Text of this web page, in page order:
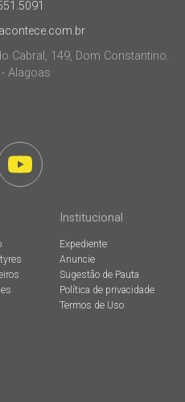
Cabral, 149, Dom Constantino.
Alagoas
Institucional
Expediente
Anuncie
Sugestão de Pauta
Política de privacidade
Termos de Uso